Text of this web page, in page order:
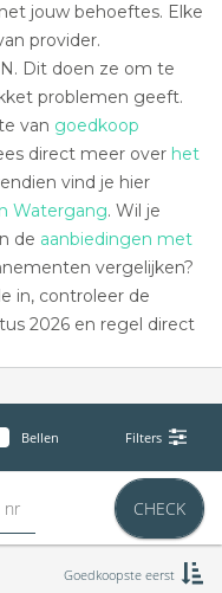
jouw behoeftes. Elke
provider.
Dit doen ze om te
problemen geeft.
van goedkoop
direct meer over het
vind je hier
Watergang. Wil je
de aanbiedingen met
vergelijken?
in, controleer de
2026 en regel direct
Bellen Filters
CHECK
Goedkoopste eerst